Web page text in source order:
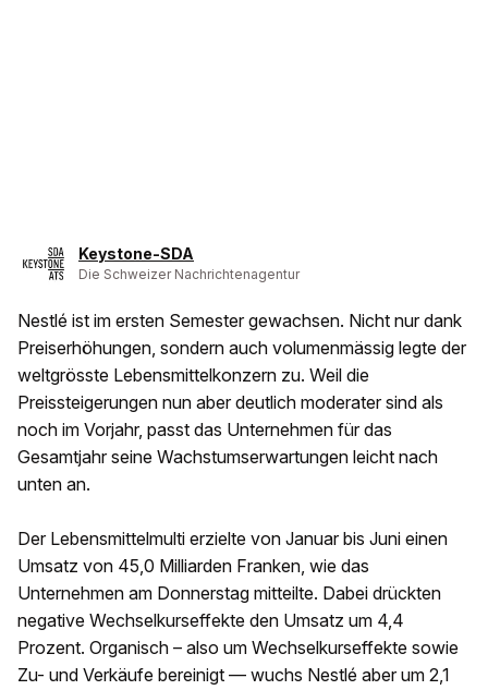
Keystone-SDA
Die Schweizer Nachrichtenagentur
Nestlé ist im ersten Semester gewachsen. Nicht nur dank
Preiserhöhungen, sondern auch volumenmässig legte der
weltgrösste Lebensmittelkonzern zu. Weil die
Preissteigerungen nun aber deutlich moderater sind als
noch im Vorjahr, passt das Unternehmen für das
Gesamtjahr seine Wachstumserwartungen leicht nach
unten an.
Der Lebensmittelmulti erzielte von Januar bis Juni einen
Umsatz von 45,0 Milliarden Franken, wie das
Unternehmen am Donnerstag mitteilte. Dabei drückten
negative Wechselkurseffekte den Umsatz um 4,4
Prozent. Organisch – also um Wechselkurseffekte sowie
Zu- und Verkäufe bereinigt — wuchs Nestlé aber um 2,1